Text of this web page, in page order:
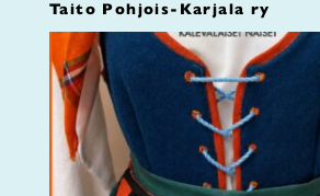
Taito Pohjois-Karjala ry